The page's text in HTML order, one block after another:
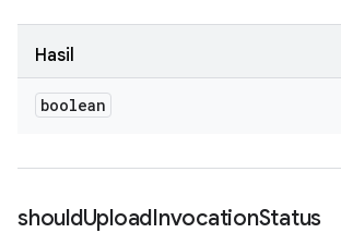
Hasil
boolean
shouldUploadInvocationStatus